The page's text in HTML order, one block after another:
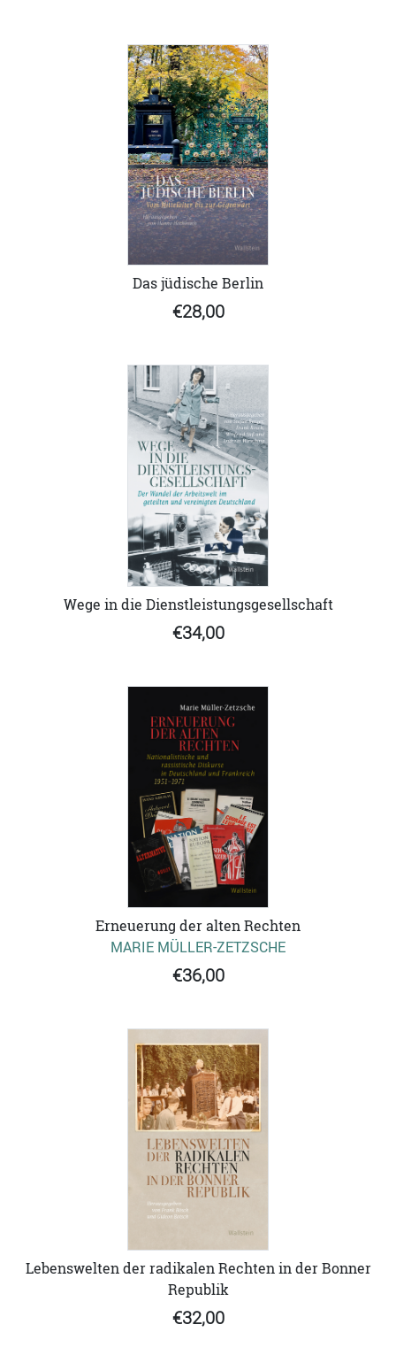
Das jüdische Berlin
€28,00
Wege in die Dienstleistungsgesellschaft
€34,00
Erneuerung der alten Rechten
MARIE MÜLLER-ZETZSCHE
€36,00
Lebenswelten der radikalen Rechten in der Bonner
Republik
€32,00